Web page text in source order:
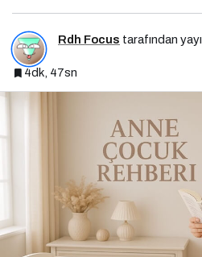
Rdh Focus tarafından
4dk, 47sn